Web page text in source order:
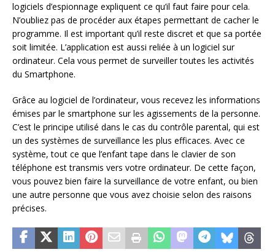
logiciels d’espionnage expliquent ce qu’il faut faire pour cela.
N’oubliez pas de procéder aux étapes permettant de cacher le
programme. Il est important qu’il reste discret et que sa portée
soit limitée. L’application est aussi reliée à un logiciel sur
ordinateur. Cela vous permet de surveiller toutes les activités
du Smartphone.
Grâce au logiciel de l’ordinateur, vous recevez les informations
émises par le smartphone sur les agissements de la personne.
C’est le principe utilisé dans le cas du contrôle parental, qui est
un des systèmes de surveillance les plus efficaces. Avec ce
système, tout ce que l’enfant tape dans le clavier de son
téléphone est transmis vers votre ordinateur. De cette façon,
vous pouvez bien faire la surveillance de votre enfant, ou bien
une autre personne que vous avez choisie selon des raisons
précises.